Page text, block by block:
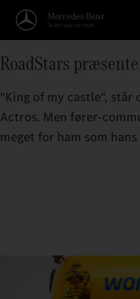
RoadStars
"King of my castle", står
Actros. Men fører-
meget for ham som